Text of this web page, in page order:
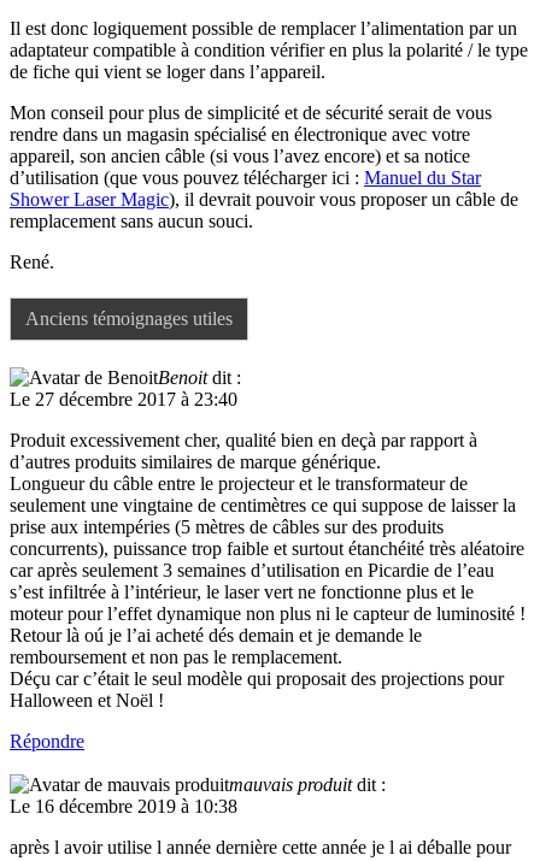
Il est donc logiquement possible de remplacer l’alimentation par un
adaptateur compatible à condition vérifier en plus la polarité / le type
de fiche qui vient se loger dans l’appareil.
Mon conseil pour plus de simplicité et de sécurité serait de vous
rendre dans un magasin spécialisé en électronique avec votre
appareil, son ancien câble (si vous l’avez encore) et sa notice
d’utilisation (que vous pouvez télécharger ici : Manuel du Star
Shower Laser Magic), il devrait pouvoir vous proposer un câble de
remplacement sans aucun souci.
René.
Anciens témoignages utiles
Benoit dit :
Le 27 décembre 2017 à 23:40
Produit excessivement cher, qualité bien en deçà par rapport à
d’autres produits similaires de marque générique.
Longueur du câble entre le projecteur et le transformateur de
seulement une vingtaine de centimètres ce qui suppose de laisser la
prise aux intempéries (5 mètres de câbles sur des produits
concurrents), puissance trop faible et surtout étanchéité très aléatoire
car après seulement 3 semaines d’utilisation en Picardie de l’eau
s’est infiltrée à l’intérieur, le laser vert ne fonctionne plus et le
moteur pour l’effet dynamique non plus ni le capteur de luminosité !
Retour là oú je l’ai acheté dés demain et je demande le
remboursement et non pas le remplacement.
Déçu car c’était le seul modèle qui proposait des projections pour
Halloween et Noël !
Répondre
mauvais produit dit :
Le 16 décembre 2019 à 10:38
après l avoir utilise l année dernière cette année je l ai déballe pour